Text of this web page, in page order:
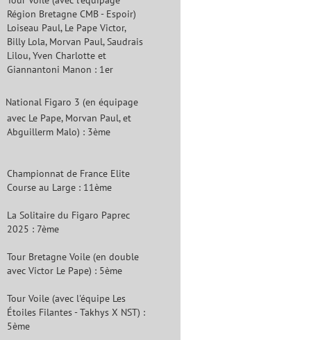
Région Bretagne CMB - Espoir)
Loiseau Paul, Le Pape Victor,
Billy Lola, Morvan Paul, Saudrais
Lilou, Yven Charlotte et
Giannantoni Manon : 1er
National Figaro 3 (en équipage
avec Le Pape, Morvan Paul, et
Abguillerm Malo) : 3ème
Championnat de France Elite
Course au Large : 11ème
La Solitaire du Figaro Paprec
2025 : 7ème
Tour Bretagne Voile (en double
avec Victor Le Pape) : 5ème
Tour Voile (avec l'équipe Les
Étoiles Filantes - Takhys X NST) :
5ème